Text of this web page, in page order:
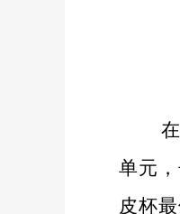
单元
皮杯